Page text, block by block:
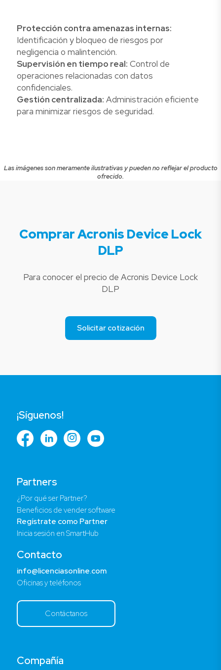
Protección contra amenazas internas:
Identificación y bloqueo de riesgos por
negligencia o malintención.
Supervisión en tiempo real: Control de
operaciones relacionadas con datos
confidenciales.
Gestión centralizada: Administración eficiente
para minimizar riesgos de seguridad.
Las imágenes son meramente ilustrativas y pueden no reflejar el producto
ofrecido.
Comprar Acronis Device Lock
DLP
Para conocer el precio de Acronis Device Lock
DLP
Solicitar cotización
Compañía
Partners
¿Por qué ser Partner?
Beneficios de vender software
Regístrate como Partner
Inicia sesión en SmartHub
Contacto
info@licenciasonline.com
Oficinas y teléfonos
Contáctanos
¡Síguenos!